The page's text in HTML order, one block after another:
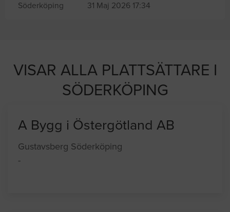
Söderköping 31 Maj 2026 17:34
VISAR ALLA PLATTSÄTTARE I
SÖDERKÖPING
A Bygg i Östergötland AB
Gustavsberg Söderköping
-